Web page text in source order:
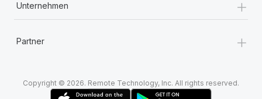
Unternehmen +
Partner +
Copyright © 2026. Remote Technology, Inc. All rights reserved.